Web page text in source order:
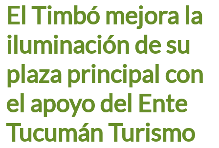
El Timbó mejora la
iluminación de su
plaza principal con
el apoyo del Ente
Tucumán Turismo